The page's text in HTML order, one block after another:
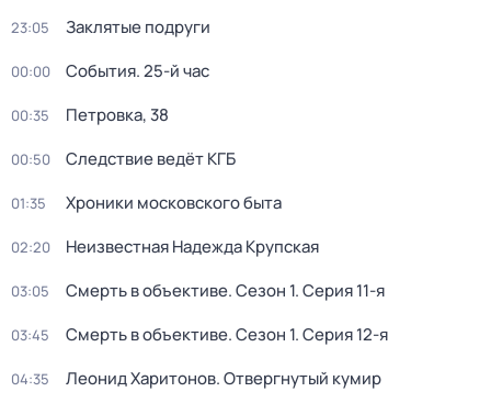
23:05 Заклятые подруги
00:00 События. 25-й час
00:35 Петровка, 38
00:50 Следствие ведёт КГБ
01:35 Хроники московского быта
02:20 Неизвестная Надежда Крупская
03:05 Смерть в объективе. Сезон 1. Серия 11-я
03:45 Смерть в объективе. Сезон 1. Серия 12-я
04:35 Леонид Харитонов. Отвергнутый кумир